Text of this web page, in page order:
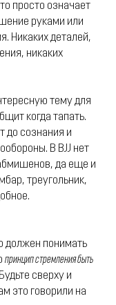
просто означает
руками или
Никаких деталей,
никаких
тему для
когда тапать.
до сознания и
В BJJ нет
да еще и
треугольник,
должен понимать
принцип стремления быть
сверху и
это говорили на